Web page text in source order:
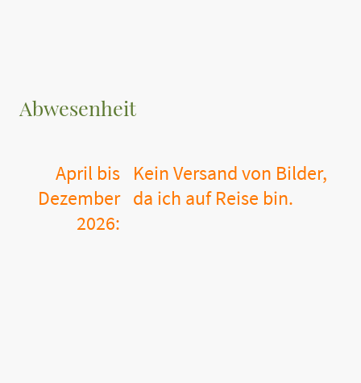
Abwesenheit
April bis
Dezember
2026:
Kein Versand von Bilder,
da ich auf Reise bin.